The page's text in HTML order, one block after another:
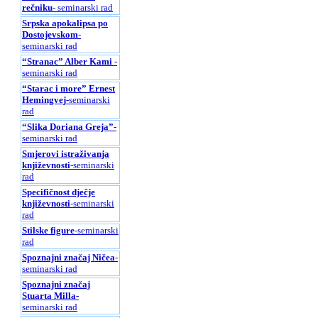
rečniku- seminarski rad
Srpska apokalipsa po
Dostojevskom-
seminarski rad
“Stranac” Alber Kami -
seminarski rad
“Starac i more” Ernest
Hemingvej-seminarski
rad
“Slika Doriana Greja”-
seminarski rad
Smjerovi istraživanja
književnosti-seminarski
rad
Specifičnost dječje
književnosti-seminarski
rad
Stilske figure-seminarski
rad
Spoznajni značaj Ničea-
seminarski rad
Spoznajni značaj
Stuarta Milla-
seminarski rad